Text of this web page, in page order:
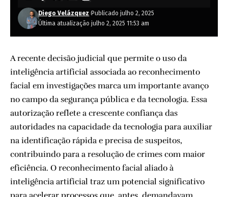
Última atualização julho 2, 2025 11:53 am
Diego Velázquez Publicado julho 2, 2025
A recente decisão judicial que permite o uso da
inteligência artificial associada ao reconhecimento
facial em investigações marca um importante avanço
no campo da segurança pública e da tecnologia. Essa
autorização reflete a crescente confiança das
autoridades na capacidade da tecnologia para auxiliar
na identificação rápida e precisa de suspeitos,
contribuindo para a resolução de crimes com maior
eficiência. O reconhecimento facial aliado à
inteligência artificial traz um potencial significativo